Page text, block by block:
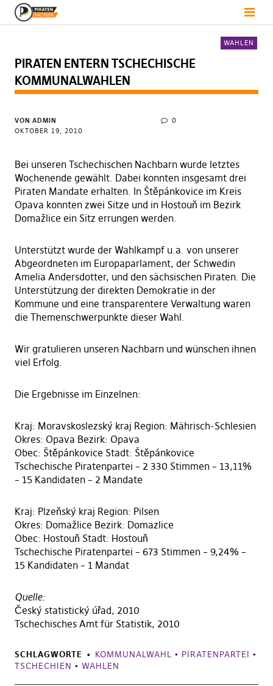
WAHLEN
PIRATEN ENTERN TSCHECHISCHE
KOMMUNALWAHLEN
VON ADMIN
OKTOBER 19, 2010
0
Bei unseren Tschechischen Nachbarn wurde letztes
Wochenende gewählt. Dabei konnten insgesamt drei
Piraten Mandate erhalten. In Štěpánkovice im Kreis
Opava konnten zwei Sitze und in Hostouň im Bezirk
Domažlice ein Sitz errungen werden.
Unterstützt wurde der Wahlkampf u.a. von unserer
Abgeordneten im Europaparlament, der Schwedin
Amelia Andersdotter, und den sächsischen Piraten. Die
Unterstützung der direkten Demokratie in der
Kommune und eine transparentere Verwaltung waren
die Themenschwerpunkte dieser Wahl.
Wir gratulieren unseren Nachbarn und wünschen ihnen
viel Erfolg.
Die Ergebnisse im Einzelnen:
Kraj: Moravskoslezský kraj Region: Mährisch-Schlesien
Okres: Opava Bezirk: Opava
Obec: Štěpánkovice Stadt: Štěpánkovice
Tschechische Piratenpartei – 2 330 Stimmen – 13,11%
– 15 Kandidaten – 2 Mandate
Kraj: Plzeňský kraj Region: Pilsen
Okres: Domažlice Bezirk: Domazlice
Obec: Hostouň Stadt: Hostouň
Tschechische Piratenpartei – 673 Stimmen – 9,24% –
15 Kandidaten – 1 Mandat
Quelle:
Český statistický úřad, 2010
Tschechisches Amt für Statistik, 2010
SCHLAGWORTE KOMMUNALWAHL • PIRATENPARTEI •
TSCHECHIEN • WAHLEN